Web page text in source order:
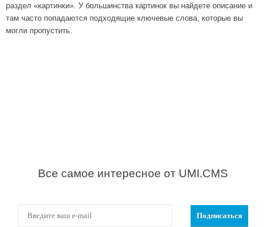
раздел «картинки». У большинства картинок вы найдете описание и
там часто попадаются подходящие ключевые слова, которые вы
могли пропустить.
Все самое интересное от UMI.CMS